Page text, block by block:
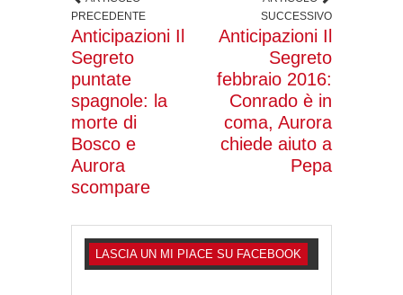
PRECEDENTE
Anticipazioni Il
Segreto
puntate
spagnole: la
morte di
Bosco e
Aurora
scompare
SUCCESSIVO
Anticipazioni Il
Segreto
febbraio 2016:
Conrado è in
coma, Aurora
chiede aiuto a
Pepa
LASCIA UN MI PIACE SU FACEBOOK